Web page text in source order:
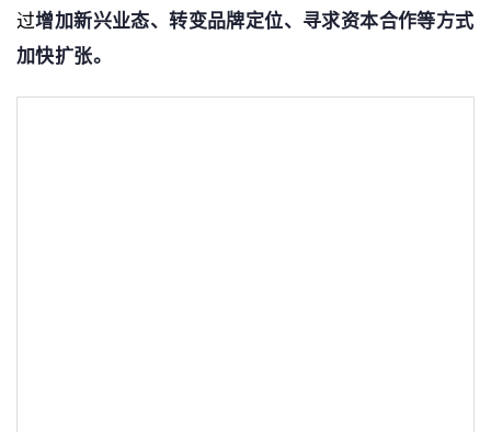
过增加新兴业态、转变品牌定位、寻求资本合作等方式
加快扩张。